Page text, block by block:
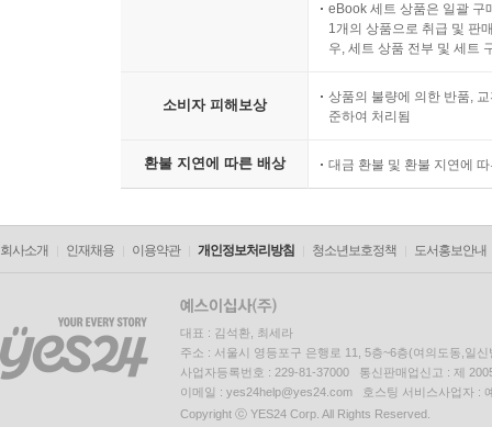
eBook 세트 상품은 일괄 구
1개의 상품으로 취급 및 판
우, 세트 상품 전부 및 세트
소비자 피해보상
상품의 불량에 의한 반품,
준하여 처리됨
환불 지연에 따른 배상 대금 환불 및 환불 지연에
회사소개 인재채용 이용약관 개인정보처리방침 청소년보호정책 도서홍보안내
대표 : 김석환, 최세라
주소 : 서울시 영등포구 은행로 11, 5층~6층(여의도동,일신
사업자등록번호 : 229-81-37000 통신판매업신고 : 제
이메일 : yes24help@yes24.com 호스팅 서비스사업자 :
Copyright ⓒ YES24 Corp. All Rights Reserved.